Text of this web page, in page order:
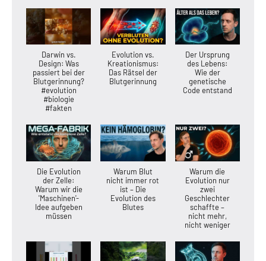
Darwin vs.
Design: Was
passiert bei der
Blutgerinnung?
#evolution
#biologie
#fakten
Evolution vs.
Kreationismus:
Das Rätsel der
Blutgerinnung
Der Ursprung
des Lebens:
Wie der
genetische
Code entstand
Die Evolution
der Zelle:
Warum wir die
'Maschinen'-
Idee aufgeben
müssen
Warum Blut
nicht immer rot
ist – Die
Evolution des
Blutes
Warum die
Evolution nur
zwei
Geschlechter
schaffte –
nicht mehr,
nicht weniger